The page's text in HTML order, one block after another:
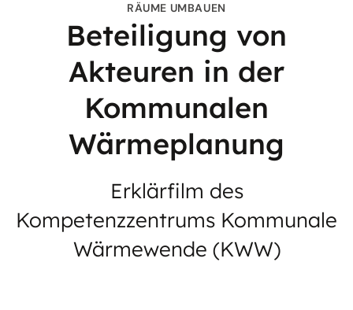
RÄUME UMBAUEN
Beteiligung von
Akteuren in der
Kommunalen
Wärmeplanung
Erklärfilm des
Kompetenzzentrums Kommunale
Wärmewende (KWW)